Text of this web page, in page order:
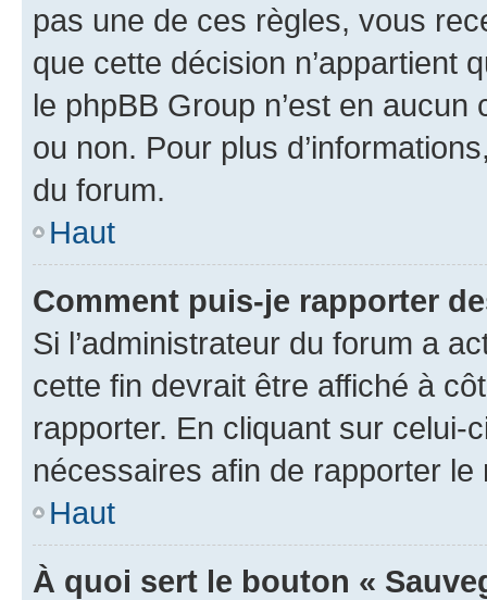
pas une de ces règles, vous
que cette décision n’appartient
le phpBB Group n’est en
ou non. Pour plus
du forum.
Haut
Comment puis-je rapporter
Si l’administrateur du forum a
cette fin devrait être affiché à
rapporter. En cliquant sur
nécessaires afin de rapporter le
Haut
À quoi sert le bouton «